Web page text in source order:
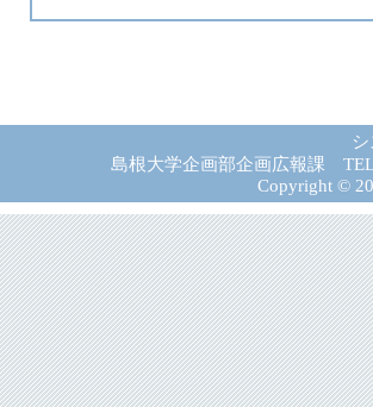
島根大学企画部企画広報課
Copyright ©